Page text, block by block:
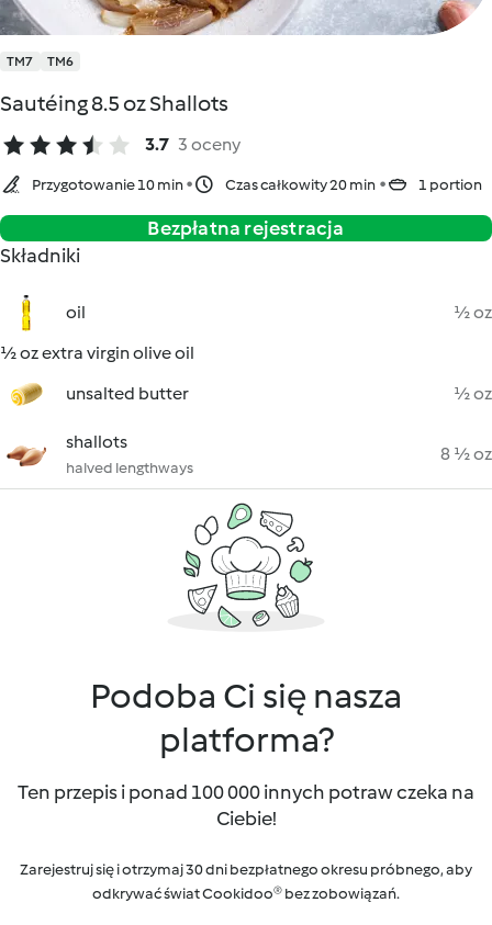
TM7 TM6
Sautéing 8.5 oz Shallots
3.7 3 oceny
Przygotowanie 10 min Czas całkowity 20 min 1 portion
Bezpłatna rejestracja
Składniki
oil
½ oz
½ oz extra virgin olive oil
unsalted butter
½ oz
shallots
halved lengthways
8 ½ oz
Podoba Ci się nasza
platforma?
Ten przepis i ponad 100 000 innych potraw czeka na
Ciebie!
Zarejestruj się i otrzymaj 30 dni bezpłatnego okresu próbnego, aby
odkrywać świat Cookidoo® bez zobowiązań.